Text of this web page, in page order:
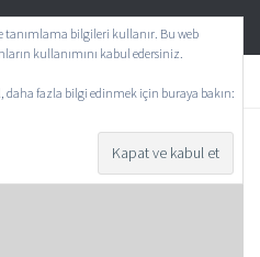
tanımlama bilgileri kullanır. Bu web
kullanımını kabul edersiniz.
daha fazla bilgi edinmek için buraya bakın: